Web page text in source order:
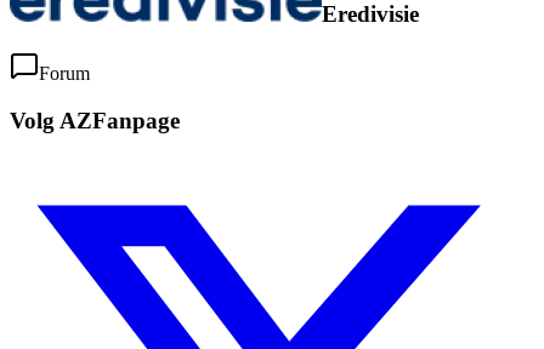
Eredivisie
Forum
Volg AZFanpage